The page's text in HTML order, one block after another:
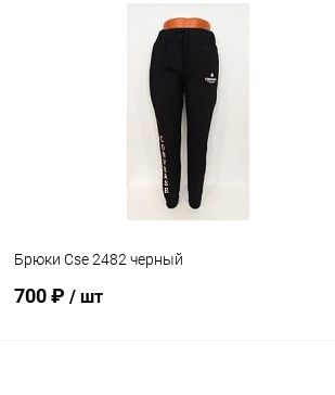
Брюки Cse 2482 черный
700 ₽ / шт